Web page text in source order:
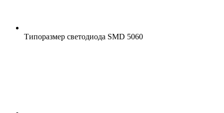
Типоразмер светодиода SMD 5060